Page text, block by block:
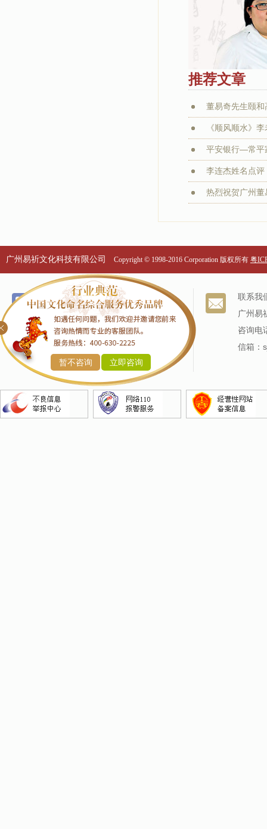
推荐文章
董易奇先生颐
《顺风顺水》
平安银行—常平
李连杰姓名点
热烈祝贺广州
广州易祈文化科技有限公司 Copyright © 1998-2016 Corporation 版权所有 粤
暂不咨询 立即咨询
个名服务
改名服务
商标命名
产品命名
企业命名
关于我们
我们的历史
专家阵容
联系我
广州易
咨询电
信箱：